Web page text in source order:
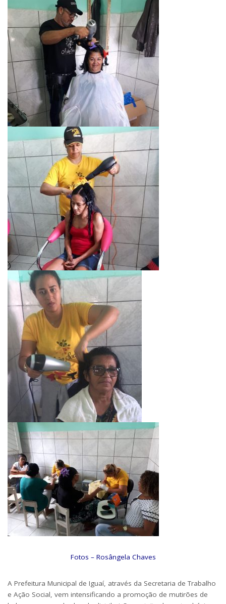
Fotos – Rosângela Chaves
A Prefeitura Municipal de Iguaí, através da Secretaria de Trabalho
e Ação Social, vem intensificando a promoção de mutirões de